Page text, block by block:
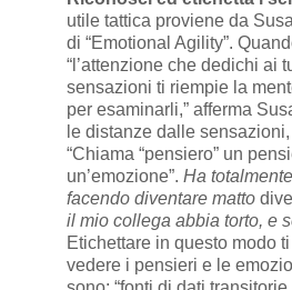
utile tattica proviene da
di “Emotional Agility”.
“l’attenzione che dedichi ai
sensazioni ti riempie la
per esaminarli,” afferma
le distanze dalle
“Chiama “pensiero” un
un’emozione”. Ha
facendo diventare matto
il mio collega abbia torto, e
Etichettare in questo modo
vedere i pensieri e le